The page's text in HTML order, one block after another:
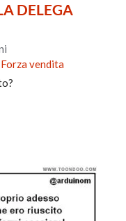
DELEGA
vendita